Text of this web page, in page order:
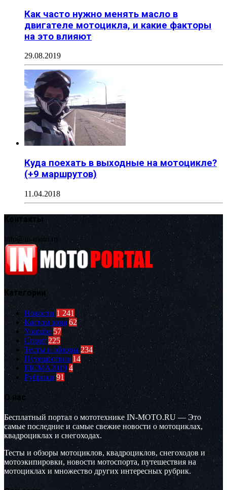
Как часто нужно менять масло в
двигателе мотоцикла, и какие факторы
на это влияют
29.08.2019
Куда поехать в выходные на мотоцикле?
(+9 маршрутов)
11.04.2018
Контакты
info@in-moto.ru
Категории
Новости 1 241
Кастом зона 62
Youtube 57
Спорт 225
Тесты и обзоры 234
Путешествия 14
EICMA2019 4
Рубрики 91
О нас
Бесплатный портал о мототехнике IN-MOTO.RU — Это
самые последние и самые свежие новости о мотоциклах,
квадроциклах и снегоходах.
Тесты и обзоры мотоциклов, квадроциклов, снегоходов и
мотоэкипировки, новости мотоспорта, путешествия на
мотоциклах и множество других интересных рубрик.